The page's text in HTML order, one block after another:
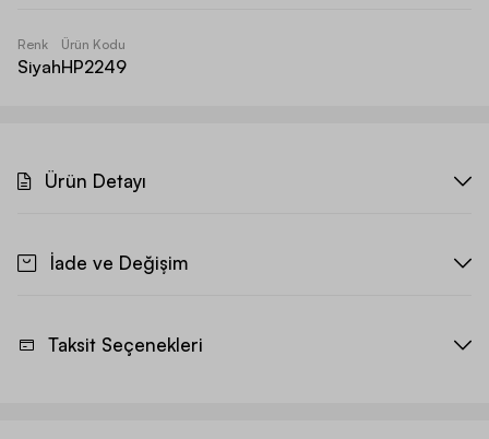
Renk
Siyah
Ürün Kodu
HP2249
Ürün Detayı
İade ve Değişim
Taksit Seçenekleri